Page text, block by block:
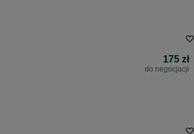
175 zł
do negocjacji